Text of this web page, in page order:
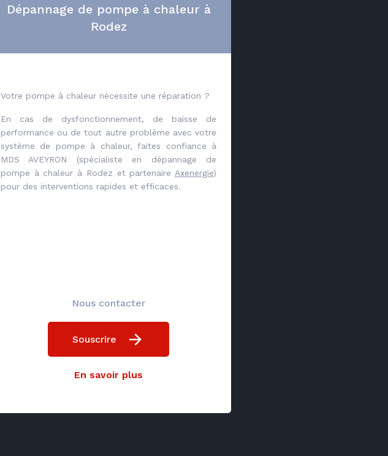
Dépannage de pompe à chaleur à
Rodez
Votre pompe à chaleur nécessite une réparation ?
En cas de dysfonctionnement, de baisse de
performance ou de tout autre problème avec votre
système de pompe à chaleur, faites confiance à
MDS AVEYRON (spécialiste en dépannage de
pompe à chaleur à Rodez et partenaire Axenergie)
pour des interventions rapides et efficaces.
Nous contacter
Souscrire
En savoir plus